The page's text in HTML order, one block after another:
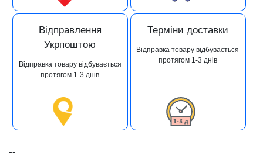
Відправлення
Укрпоштою
Відправка товару відбувається
протягом 1-3 днів
Терміни доставки
Відправка товару відбувається
протягом 1-3 днів
--